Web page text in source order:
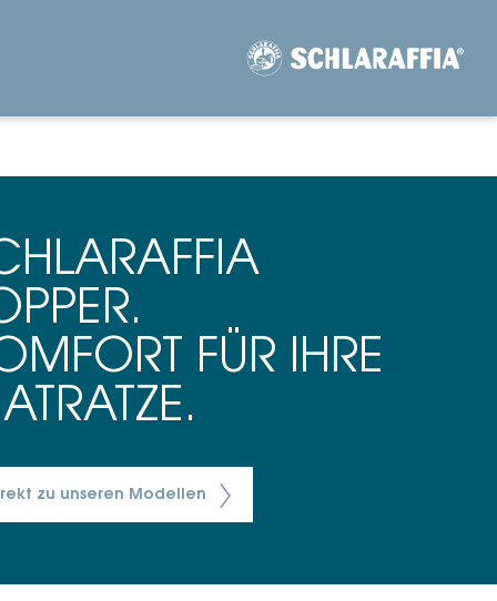
FÜR IHRE
zu unseren Modellen